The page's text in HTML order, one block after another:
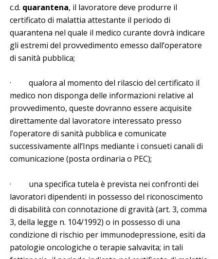
c.d. quarantena, il lavoratore deve produrre il
certificato di malattia attestante il periodo di
quarantena nel quale il medico curante dovrà indicare
gli estremi del provvedimento emesso dall’operatore
di sanità pubblica;
· qualora al momento del rilascio del certificato il
medico non disponga delle informazioni relative al
provvedimento, queste dovranno essere acquisite
direttamente dal lavoratore interessato presso
l’operatore di sanità pubblica e comunicate
successivamente all’Inps mediante i consueti canali di
comunicazione (posta ordinaria o PEC);
· una specifica tutela è prevista nei confronti dei
lavoratori dipendenti in possesso del riconoscimento
di disabilità con connotazione di gravità (art. 3, comma
3, della legge n. 104/1992) o in possesso di una
condizione di rischio per immunodepressione, esiti da
patologie oncologiche o terapie salvavita; in tali